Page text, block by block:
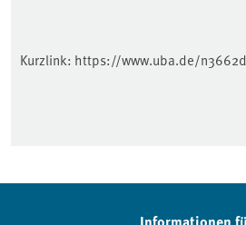
Kurzlink: https://www.uba.de/